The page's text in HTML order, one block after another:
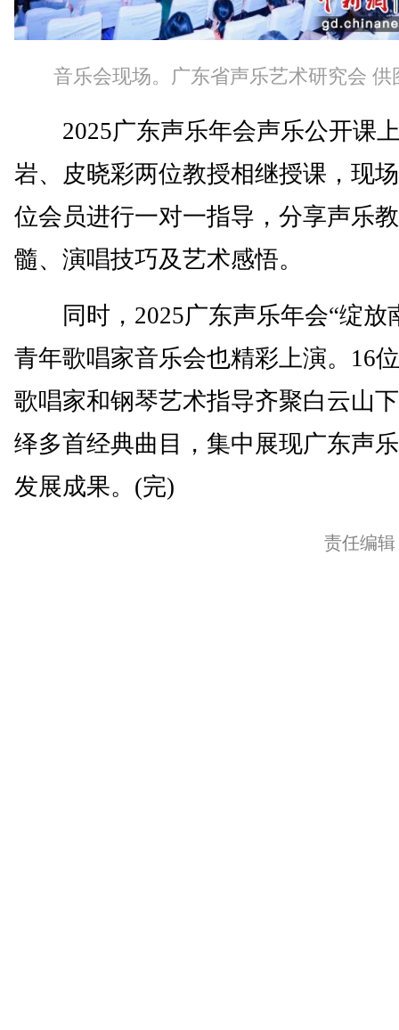
音乐会现场。广东省声乐艺术研究会 供
2025广东声乐年会声乐公开课
岩、皮晓彩两位教授相继授课，现
位会员进行一对一指导，分享声乐
髓、演唱技巧及艺术感悟。
同时，2025广东声乐年会“绽放
青年歌唱家音乐会也精彩上演。16
歌唱家和钢琴艺术指导齐聚白云山
绎多首经典曲目，集中展现广东声
发展成果。(完)
责任编